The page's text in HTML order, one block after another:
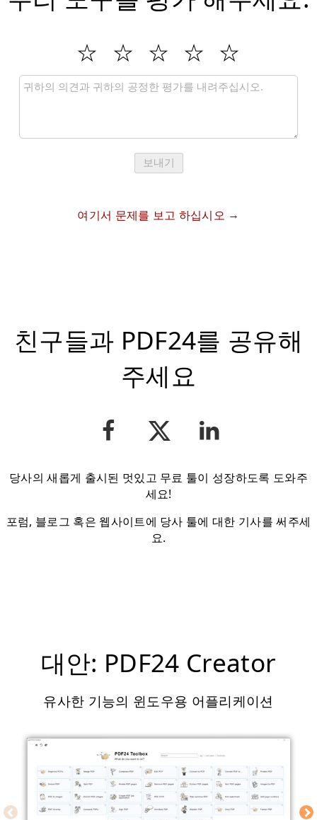
보내기
여기서 문제를 보고 하십시오
친구들과 PDF24를 공유해
주세요
당사의 새롭게 출시된 멋있고 무료 툴이 성장하도록 도와주
세요!
포럼, 블로그 혹은 웹사이트에 당사 툴에 대한 기사를 써주세
요.
대안: PDF24 Creator
유사한 기능의 윈도우용 어플리케이션